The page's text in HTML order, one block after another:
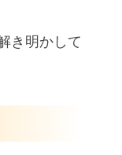
き明かして